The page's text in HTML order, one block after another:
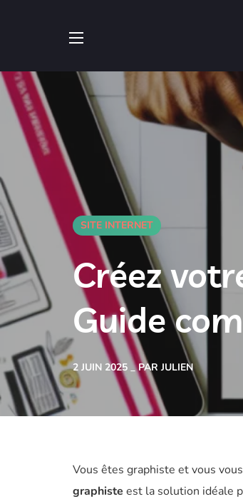
SITE INTERNET
Créez
Guide
2 JUIN 2025 PAR JULIEN
Vous êtes graphiste et vous
graphiste est la solution idéale